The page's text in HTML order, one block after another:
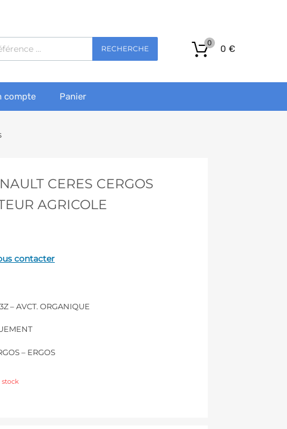
RECHERCHE 0 €
0
compte Panier
CERES CERGOS
AGRICOLE
contacter
– AVCT. ORGANIQUE
– ERGOS
stock